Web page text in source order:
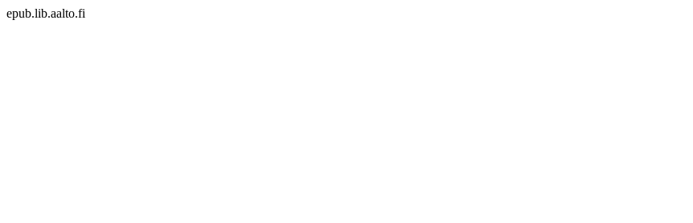
epub.lib.aalto.fi